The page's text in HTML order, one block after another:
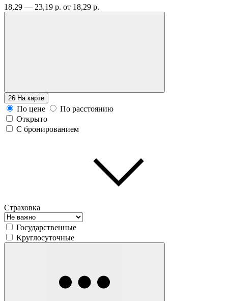
18,29 — 23,19 р. от 18,29 р.
26 На карте
По цене
По расстоянию
Открыто
С бронированием
Страховка
Государственные
Круглосуточные